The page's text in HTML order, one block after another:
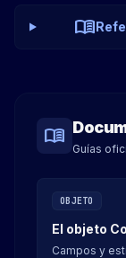
menu_book
menu_book
Guías
OBJETO
El objeto
Campos y